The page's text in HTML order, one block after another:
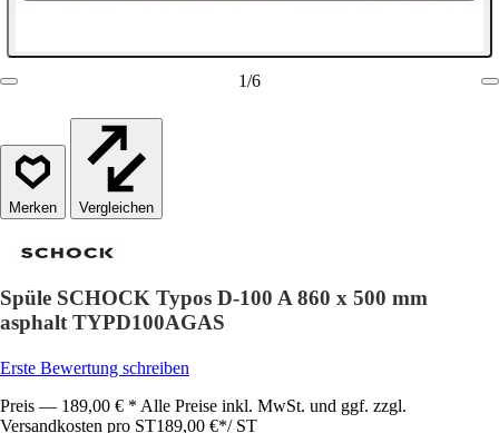
1/6
Vergleichen
Spüle SCHOCK Typos D-100 A 860 x 500 mm
asphalt TYPD100AGAS
Erste Bewertung schreiben
Preis — 189,00 € * Alle Preise inkl. MwSt. und ggf. zzgl.
Versandkosten pro ST189,00 €*/ ST